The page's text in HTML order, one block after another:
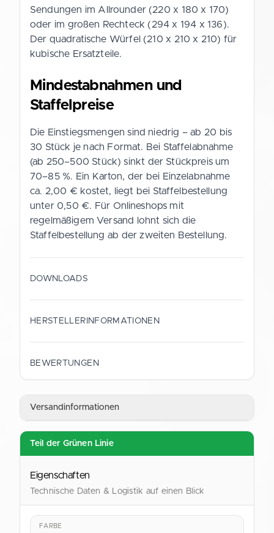
Sendungen im Allrounder (220 x 180 x 170)
oder im großen Rechteck (294 x 194 x 136).
Der quadratische Würfel (210 x 210 x 210) für
kubische Ersatzteile.
Mindestabnahmen und
Staffelpreise
Die Einstiegsmengen sind niedrig – ab 20 bis
30 Stück je nach Format. Bei Staffelabnahme
(ab 250–500 Stück) sinkt der Stückpreis um
70–85 %. Ein Karton, der bei Einzelabnahme
ca. 2,00 € kostet, liegt bei Staffelbestellung
unter 0,50 €. Für Onlineshops mit
regelmäßigem Versand lohnt sich die
Staffelbestellung ab der zweiten Bestellung.
DOWNLOADS
HERSTELLERINFORMATIONEN
HERSTELLER
Gustav Schramm GmbH
28219 Bremen
BEWERTUNGEN
Versandinformationen
Teil der Grünen Linie
Eigenschaften
Technische Daten & Logistik auf einen Blick
FARBE